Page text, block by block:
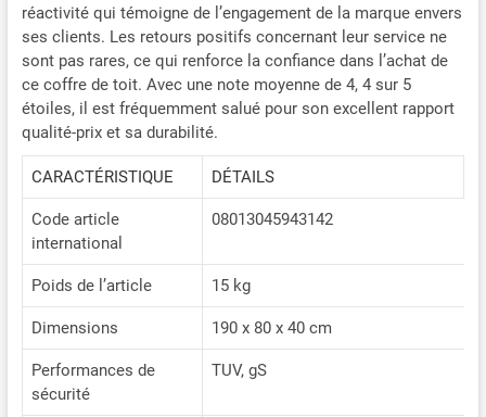
réactivité qui témoigne de l’engagement de la marque envers
ses clients. Les retours positifs concernant leur service ne
sont pas rares, ce qui renforce la confiance dans l’achat de
ce coffre de toit. Avec une note moyenne de 4, 4 sur 5
étoiles, il est fréquemment salué pour son excellent rapport
qualité-prix et sa durabilité.
CARACTÉRISTIQUE DÉTAILS
Code article
international
08013045943142
Poids de l’article 15 kg
Dimensions 190 x 80 x 40 cm
Performances de
sécurité
TUV, gS